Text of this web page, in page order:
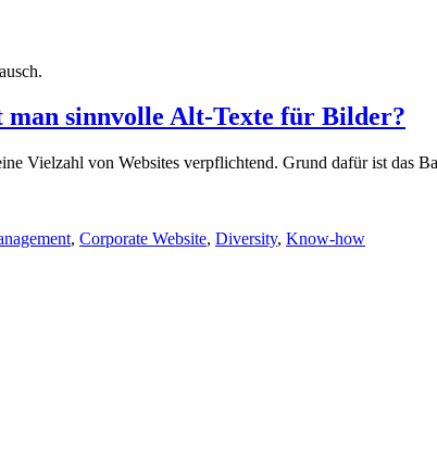
sinnvolle Alt-Texte für Bilder?
Vielzahl von Websites verpflichtend. Grund dafür ist das
, Corporate Website, Diversity, Know-how